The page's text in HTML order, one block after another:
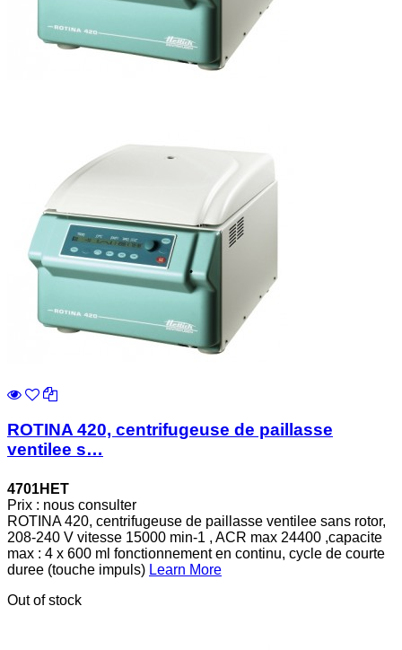
ROTINA 420, centrifugeuse de paillasse
ventilee s…
4701HET
Prix : nous consulter
ROTINA 420, centrifugeuse de paillasse ventilee sans rotor,
208-240 V vitesse 15000 min-1 , ACR max 24400 ,capacite
max : 4 x 600 ml fonctionnement en continu, cycle de courte
duree (touche impuls) Learn More
Out of stock